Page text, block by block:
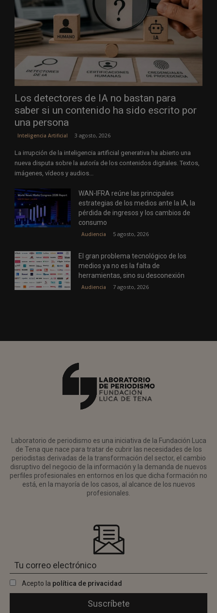
Los detectores de IA no bastan para
saber si un contenido ha sido escrito por
una persona
Inteligencia Artificial 3 agosto, 2026
La irrupción de la inteligencia artificial generativa ha abierto una
nueva disputa sobre la autoría de los contenidos digitales. Textos,
imágenes, vídeos y audios...
WAN-IFRA reúne las principales
estrategias de los medios ante la IA, la
pérdida de ingresos y los cambios de
consumo
Audiencia 5 agosto, 2026
El gran problema tecnológico de los
medios ya no es la falta de
herramientas, sino su desconexión
Audiencia 7 agosto, 2026
Laboratorio de periodismo es una iniciativa de la Fundación Luca
de Tena que nace para tratar de cubrir las necesidades de los
periodistas derivadas de la transformación del sector, el cambio
disruptivo del negocio de la información y la demanda de nuevos
perfiles profesionales en entornos en los que dicha formación no
está, en la mayoría de los casos, al alcance de los nuevos
profesionales.
Acepto la política de privacidad